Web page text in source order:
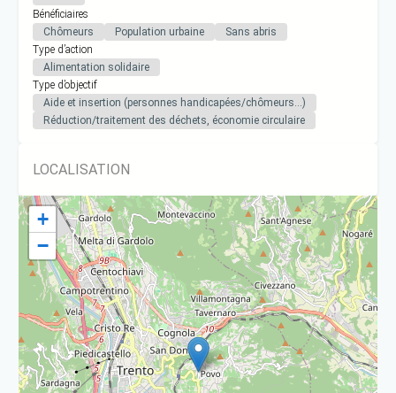
Bénéficiaires
Chômeurs
Population urbaine
Sans abris
Type d’action
Alimentation solidaire
Type d’objectif
Aide et insertion (personnes handicapées/chômeurs…)
Réduction/traitement des déchets, économie circulaire
LOCALISATION
+
−